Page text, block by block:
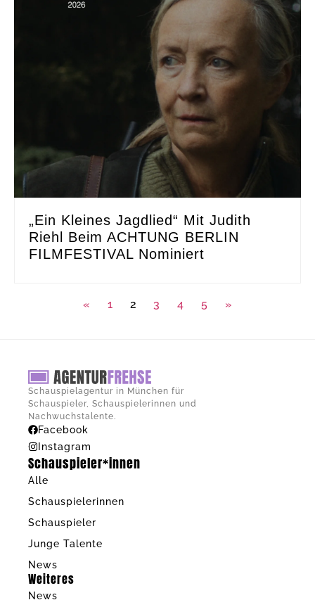
„Ein Kleines Jagdlied“ Mit Judith
Riehl Beim ACHTUNG BERLIN
FILMFESTIVAL Nominiert
« 1 2 3 4 5 »
Schauspielagentur in München für
Schauspieler, Schauspielerinnen und
Nachwuchstalente.
Facebook
Instagram
Schauspieler*innen
Alle
Schauspielerinnen
Schauspieler
Junge Talente
News
Weiteres
News